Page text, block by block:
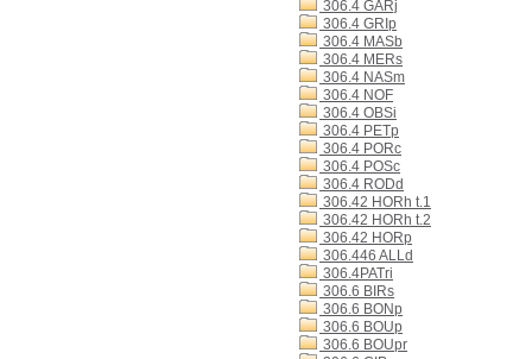
306.4 GARj
306.4 GRIp
306.4 MASb
306.4 MERs
306.4 NASm
306.4 NOF
306.4 OBSi
306.4 PETp
306.4 PORc
306.4 POSc
306.4 RODd
306.42 HORh t.1
306.42 HORh t.2
306.42 HORp
306.446 ALLd
306.4PATri
306.6 BIRs
306.6 BONp
306.6 BOUp
306.6 BOUpr